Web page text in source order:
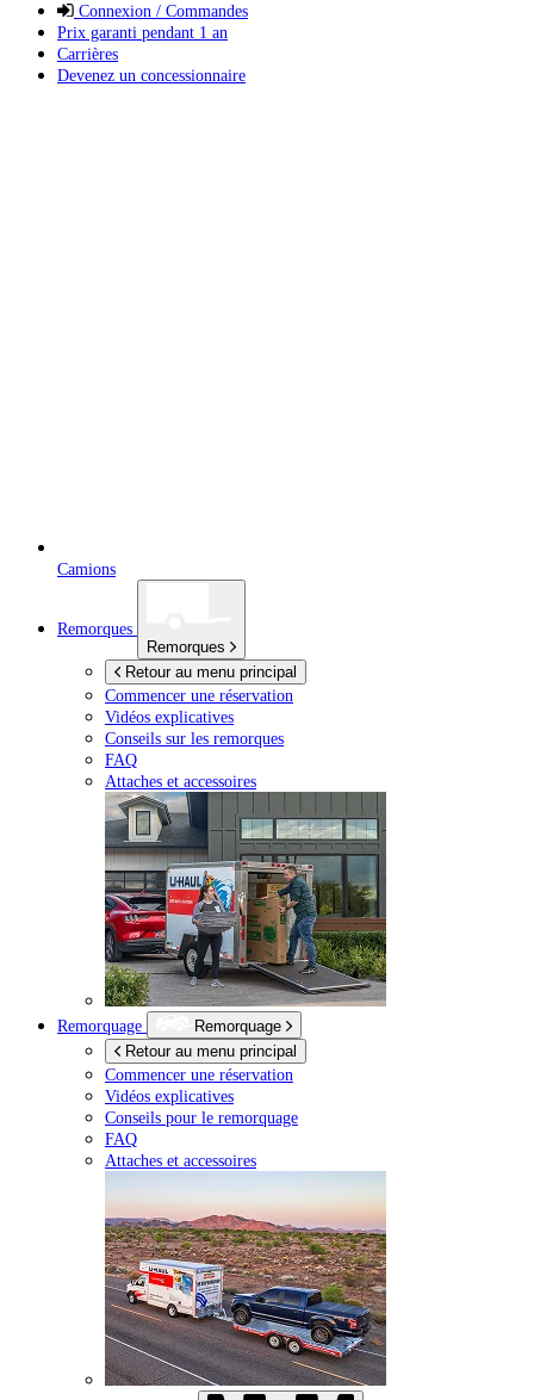
Connexion / Commandes
Prix garanti pendant 1 an
Carrières
Devenez un concessionnaire
Camions
Remorques
Remorques
Retour au menu principal
Commencer une réservation
Vidéos explicatives
Conseils sur les remorques
FAQ
Attaches et accessoires
Remorquage
Remorquage
Retour au menu principal
Commencer une réservation
Vidéos explicatives
Conseils pour le remorquage
FAQ
Attaches et accessoires